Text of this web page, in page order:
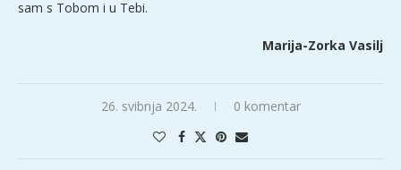
sam s Tobom i u Tebi.
Marija-Zorka Vasilj
26. svibnja 2024. 0 komentar